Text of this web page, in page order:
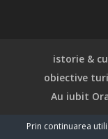
istorie &
obiective
Au iubit
Prin continuarea